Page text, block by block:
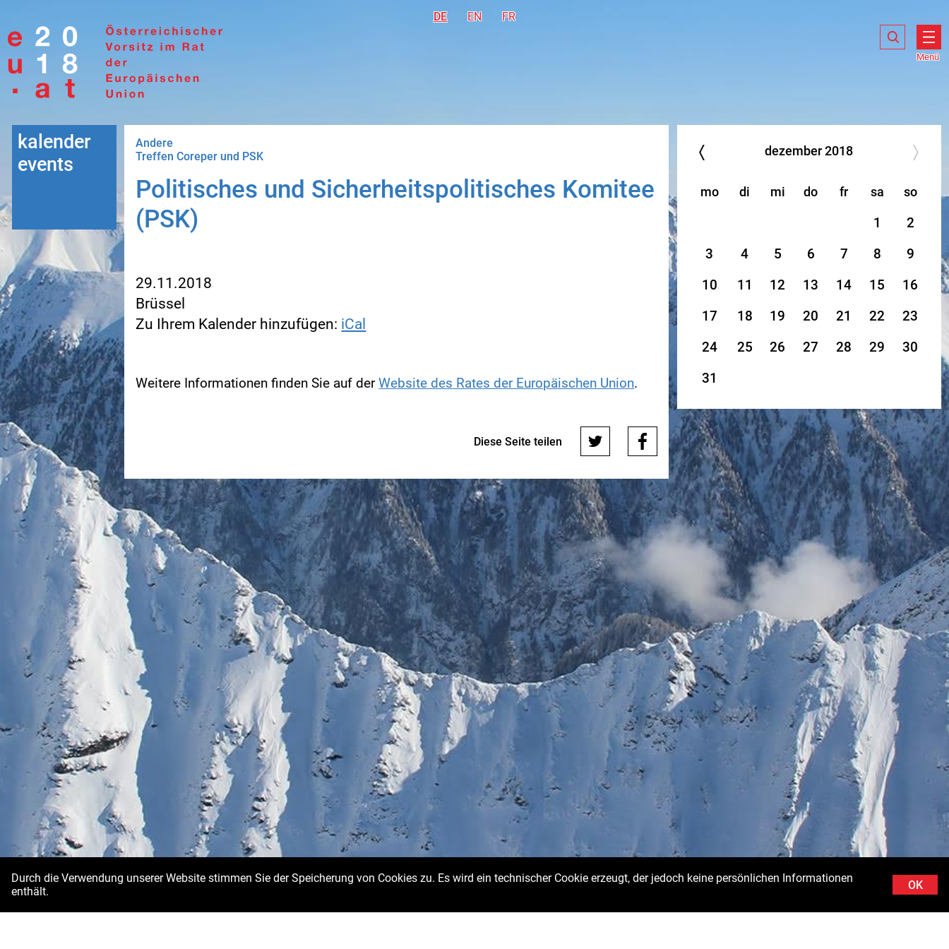
Durch die Verwendung unserer Website stimmen Sie der Speicherung von Cookies zu. Es wird ein technischer Cookie erzeugt, der jedoch keine persönlichen Informationen
enthält.
OK
DEDeutsch
EN English
FRFrançais
Suche
Suche
Suche
anzeigen
Menü
kalender
events
Andere
Treffen Coreper und PSK
Politisches und Sicherheitspolitisches Komitee
(PSK)
29.11.2018
Brüssel
Zu Ihrem Kalender hinzufügen: iCal
Weitere Informationen finden Sie auf derWebsite des Rates der Europäischen Union.
Diese Seite teilen
dezember 2018
mo di mi do fr sa so
1
2
3
4 5 6 7 8
9
10
11 12 13 14 15
16
17
18 19 20 21 22
23
24
25 26 27 28 29
30
31